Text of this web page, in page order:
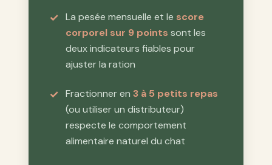
La pesée mensuelle et le score
corporel sur 9 points sont les
deux indicateurs fiables pour
ajuster la ration
Fractionner en3 à 5 petits repas
(ou utiliser un distributeur)
respecte le comportement
alimentaire naturel du chat